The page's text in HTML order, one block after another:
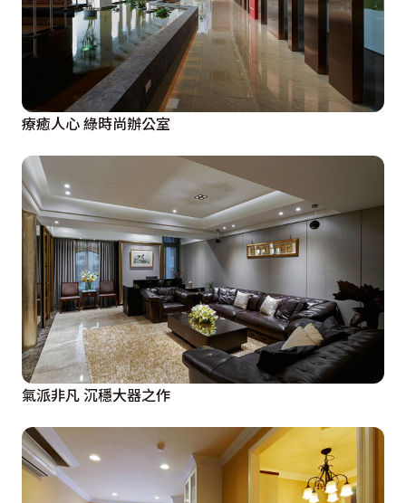
療癒人心 綠時尚辦公室
氣派非凡 沉穩大器之作